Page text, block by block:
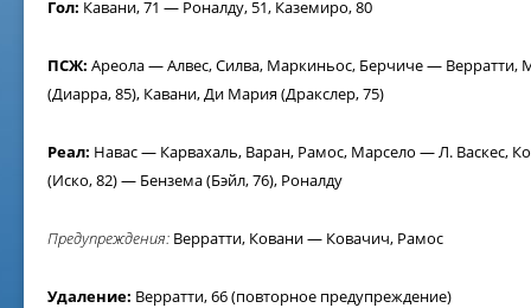
Гол: Кавани, 71 — Роналду, 51, Каземиро, 80
ПСЖ: Ареола — Алвес, Силва, Маркиньос, Берчиче — Верратти,
(Диарра, 85), Кавани, Ди Мария (Дракслер, 75)
Реал: Навас — Карвахаль, Варан, Рамос, Марсело — Л. Васкес,
(Иско, 82) — Бензема (Бэйл, 76), Роналду
Предупреждения: Верратти, Ковани — Ковачич, Рамос
Удаление: Верратти, 66 (повторное предупреждение)